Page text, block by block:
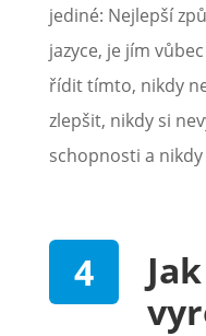
jediné: Nejlepší
jazyce, je jím
řídit tímto, nikdy
zlepšit, nikdy si
schopnosti a